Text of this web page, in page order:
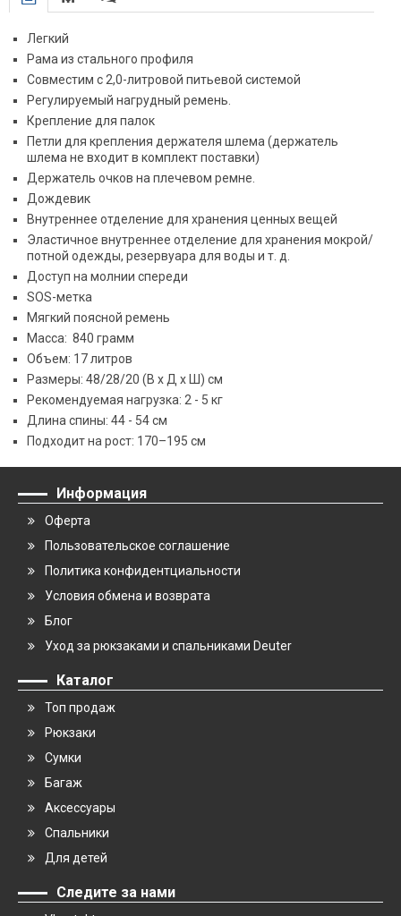
Легкий
Рама из стального профиля
Совместим с 2,0-литровой питьевой системой
Регулируемый нагрудный ремень.
Крепление для палок
Петли для крепления держателя шлема (держатель
шлема не входит в комплект поставки)
Держатель очков на плечевом ремне.
Дождевик
Внутреннее отделение для хранения ценных вещей
Эластичное внутреннее отделение для хранения мокрой/
потной одежды, резервуара для воды и т. д.
Доступ на молнии спереди
SOS-метка
Мягкий поясной ремень
Масса: 840 грамм
Объем: 17 литров
Размеры: 48/28/20 (В х Д х Ш) см
Рекомендуемая нагрузка: 2 - 5 кг
Длина спины: 44 - 54 см
Подходит на рост: 170–195 см
Информация
Оферта
Пользовательское соглашение
Политика конфидентциальности
Условия обмена и возврата
Блог
Уход за рюкзаками и спальниками Deuter
Каталог
Топ продаж
Рюкзаки
Сумки
Багаж
Аксессуары
Спальники
Для детей
Следите за нами